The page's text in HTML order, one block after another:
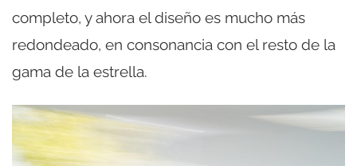
completo, y ahora el diseño es mucho más
redondeado, en consonancia con el resto de la
gama de la estrella.